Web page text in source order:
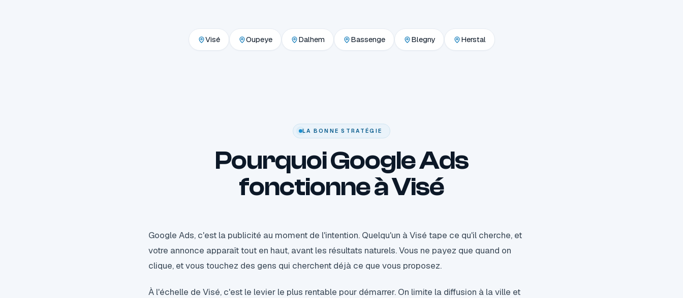
Visé Oupeye Dalhem Bassenge Blegny Herstal
LA BONNE STRATÉGIE
Pourquoi Google Ads
fonctionne à Visé
Google Ads, c'est la publicité au moment de l'intention. Quelqu'un à Visé tape ce qu'il cherche, et
votre annonce apparaît tout en haut, avant les résultats naturels. Vous ne payez que quand on
clique, et vous touchez des gens qui cherchent déjà ce que vous proposez.
À l'échelle de Visé, c'est le levier le plus rentable pour démarrer. On limite la diffusion à la ville et